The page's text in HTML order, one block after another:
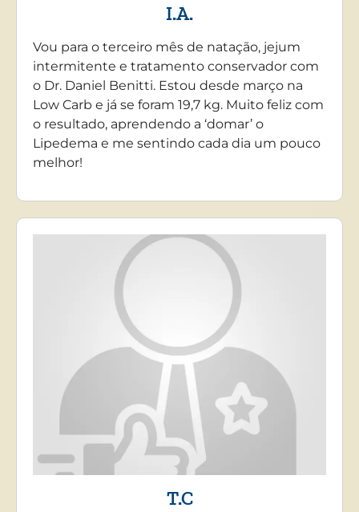
I.A.
Vou para o terceiro mês de natação, jejum
intermitente e tratamento conservador com
o Dr. Daniel Benitti. Estou desde março na
Low Carb e já se foram 19,7 kg. Muito feliz com
o resultado, aprendendo a ‘domar’ o
Lipedema e me sentindo cada dia um pouco
melhor!
T.C